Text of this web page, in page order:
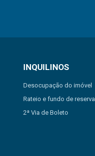
INQUILINOS
Desocupação do imóvel
Rateio e fundo de reserva
2ª Via de Boleto